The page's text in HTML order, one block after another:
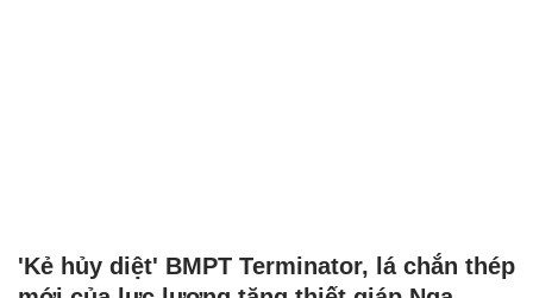
'Kẻ hủy diệt' BMPT Terminator, lá chắn thép